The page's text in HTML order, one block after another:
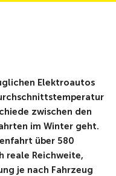
Elektroautos
zwischen den
im Winter geht.
über 580
reale Reichweite,
je nach Fahrzeug